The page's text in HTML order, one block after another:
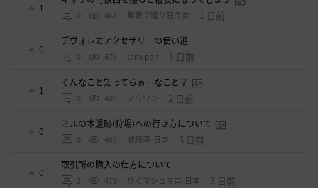
1
0 461 無敵で踊り狂う女 1 日前
0
デヴォレカアクセサリーの使い道
0 478 tanupon 1 日前
1
そんなこと知ってらぁ…なこと？
0 409 ノウワン 2 日前
0
ミルの木遺跡(狩場)への行き方について
0 465 威璃亜-日本 3 日前
0
取引所の購入の仕方について
2 479 歩くマシュマロ-日本 3 日前